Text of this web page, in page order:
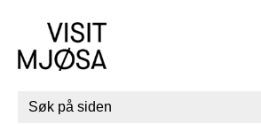
Søk